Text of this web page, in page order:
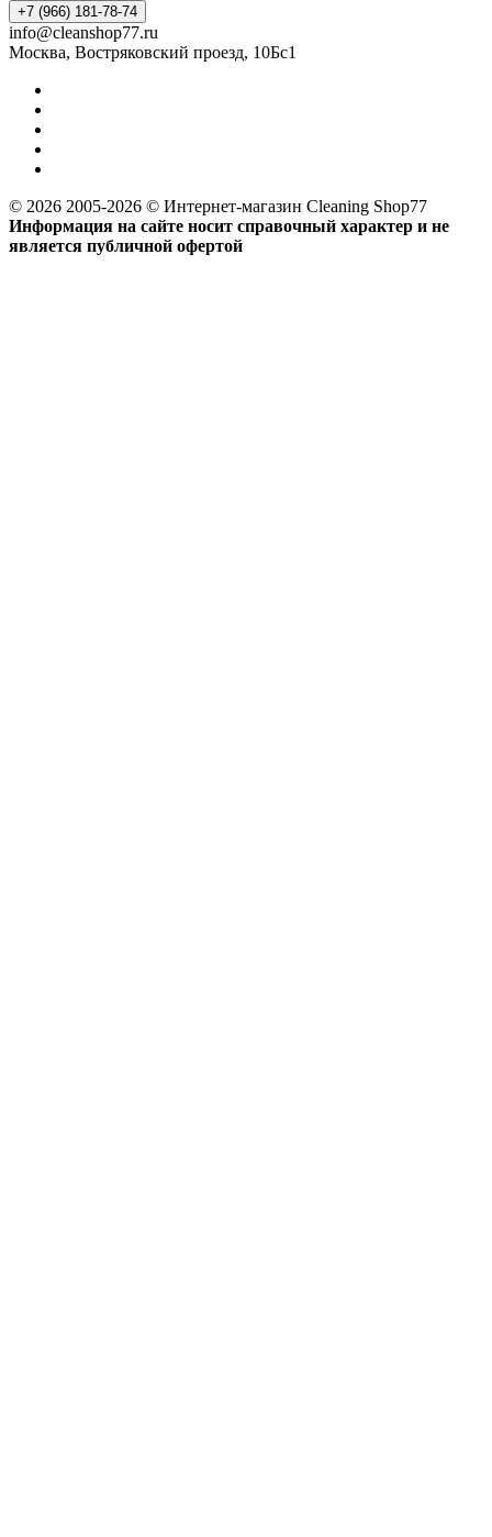
+7 (966) 181-78-74
info@cleanshop77.ru
Москва, Востряковский проезд, 10Бс1
© 2026 2005-2026 © Интернет-магазин Cleaning Shop77
Информация на сайте носит справочный характер и не
является публичной офертой